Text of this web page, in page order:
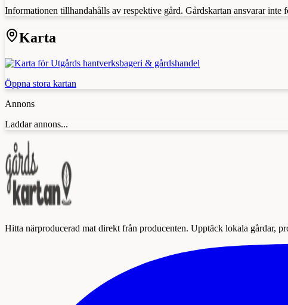
Informationen tillhandahålls av respektive gård. Gårdskartan ansvarar inte
Karta
Öppna stora kartan
Annons
Laddar annons...
Hitta närproducerad mat direkt från producenten. Upptäck lokala gårdar,